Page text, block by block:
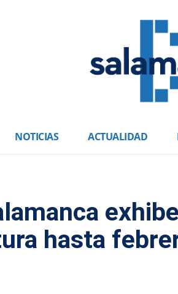
NOTICIAS ACTUALIDAD
hasta